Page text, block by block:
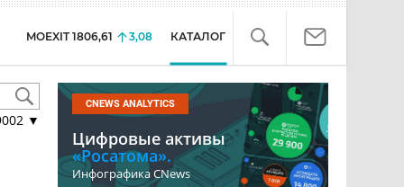
MOEXIT 1806,61 3,08 КАТАЛОГ
▼
CNEWS ANALYTICS
Цифровые активы
«Росатома».
Инфографика CNews